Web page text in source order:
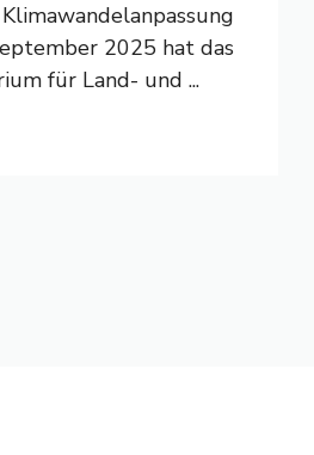
2025 hat das
für Land- und ...